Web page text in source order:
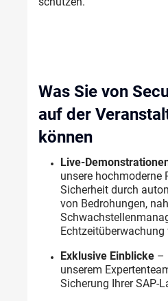
Was Sie von
auf der
können
Live-
unsere hochmoderne
Sicherheit durch
von Bedrohungen,
Echtzeitüberwachung
Exklusive Einblicke –
unserem
Sicherung Ihrer SAP-